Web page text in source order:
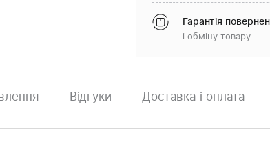
Гарантія
і обміну товару
Відгуки Доставка і оплата